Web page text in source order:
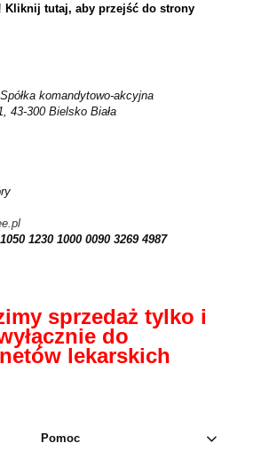
Kliknij tutaj, aby przejść do strony
komandytowo-akcyjna
43-300 Bielsko Biała
1230 1000 0090 3269 4987
sprzedaż tylko i
do
lekarskich
Pomoc